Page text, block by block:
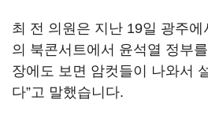
최 전 의원은 지난 19일 광주에
의 북콘서트에서 윤석열 정부
장에도 보면 암컷들이 나와서
다”고 말했습니다.